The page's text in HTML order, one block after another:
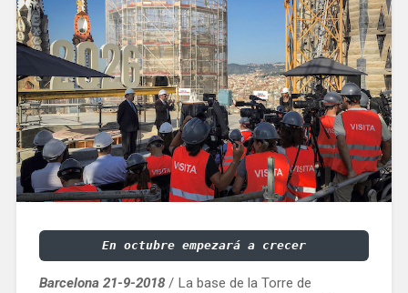
En octubre empezará a crecer
Barcelona 21-9-2018/ La base de la Torre de